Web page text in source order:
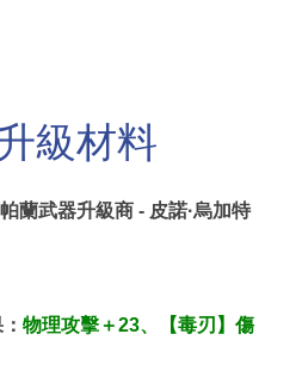
級材料
蘭武器升級商 - 皮諾·烏加特
物理攻擊＋23、【毒刃】傷